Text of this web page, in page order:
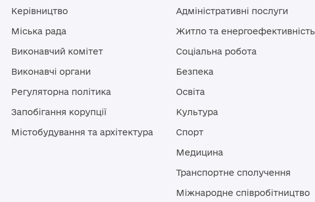
Керівництво
Міська рада
Виконавчий комітет
Виконавчі органи
Регуляторна політика
Запобігання корупції
Містобудування та архітектура
Адміністративні послуги
Житло та енергоефективність
Соціальна робота
Безпека
Освіта
Культура
Спорт
Медицина
Транспортне сполучення
Міжнародне співробітництво